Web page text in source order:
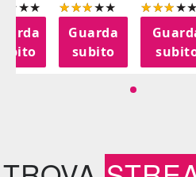
Guarda
subito